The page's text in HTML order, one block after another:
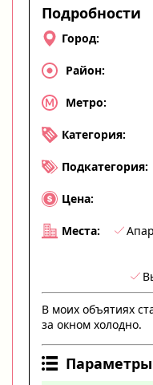
Подробности
Город:
Район:
Метро:
Категория:
Подкатегория:
Цена:
Места:
В моих объятиях
за окном холодно.
Параметры